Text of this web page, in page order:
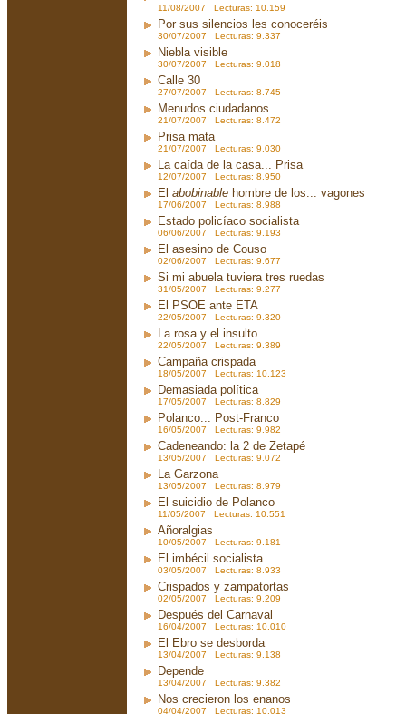
11/08/2007 Lecturas: 10.159
Por sus silencios les conoceréis
30/07/2007 Lecturas: 9.337
Niebla visible
30/07/2007 Lecturas: 9.018
Calle 30
27/07/2007 Lecturas: 8.745
Menudos ciudadanos
21/07/2007 Lecturas: 8.472
Prisa mata
21/07/2007 Lecturas: 9.030
La caída de la casa... Prisa
12/07/2007 Lecturas: 8.950
El abobinable hombre de los... vagones
17/06/2007 Lecturas: 8.988
Estado policíaco socialista
06/06/2007 Lecturas: 9.193
El asesino de Couso
02/06/2007 Lecturas: 9.677
Si mi abuela tuviera tres ruedas
31/05/2007 Lecturas: 9.277
El PSOE ante ETA
22/05/2007 Lecturas: 9.320
La rosa y el insulto
22/05/2007 Lecturas: 9.389
Campaña crispada
18/05/2007 Lecturas: 10.123
Demasiada política
17/05/2007 Lecturas: 8.829
Polanco... Post-Franco
16/05/2007 Lecturas: 9.982
Cadeneando: la 2 de Zetapé
13/05/2007 Lecturas: 9.072
La Garzona
13/05/2007 Lecturas: 8.979
El suicidio de Polanco
11/05/2007 Lecturas: 10.551
Añoralgias
10/05/2007 Lecturas: 9.181
El imbécil socialista
03/05/2007 Lecturas: 8.933
Crispados y zampatortas
02/05/2007 Lecturas: 9.209
Después del Carnaval
16/04/2007 Lecturas: 10.010
El Ebro se desborda
13/04/2007 Lecturas: 9.138
Depende
13/04/2007 Lecturas: 9.382
Nos crecieron los enanos
04/04/2007 Lecturas: 10.013